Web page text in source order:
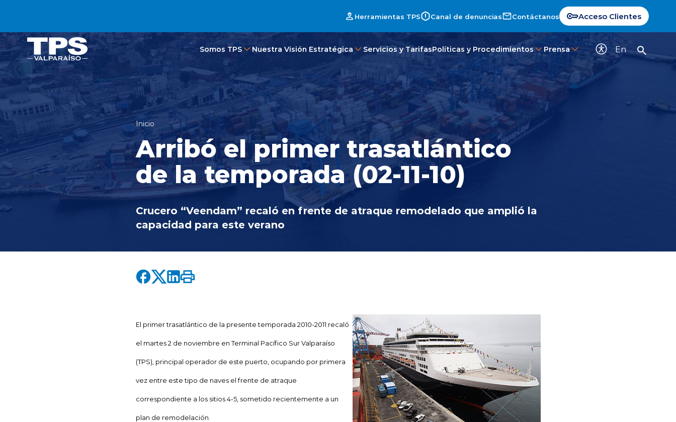
Herramientas TPS Canal de denuncias Contáctanos Acceso Clientes
Somos TPS Nuestra Visión Estratégica Servicios y TarifasPolíticas y Procedimientos Prensa En
Inicio
Arribó el primer trasatlántico
de la temporada (02-11-10)
Crucero “Veendam” recaló en frente de atraque remodelado que amplió la
capacidad para este verano
El primer trasatlántico de la presente temporada 2010-2011 recaló
el martes 2 de noviembre en Terminal Pacífico Sur Valparaíso
(TPS), principal operador de este puerto, ocupando por primera
vez entre este tipo de naves el frente de atraque
correspondiente a los sitios 4-5, sometido recientemente a un
plan de remodelación.